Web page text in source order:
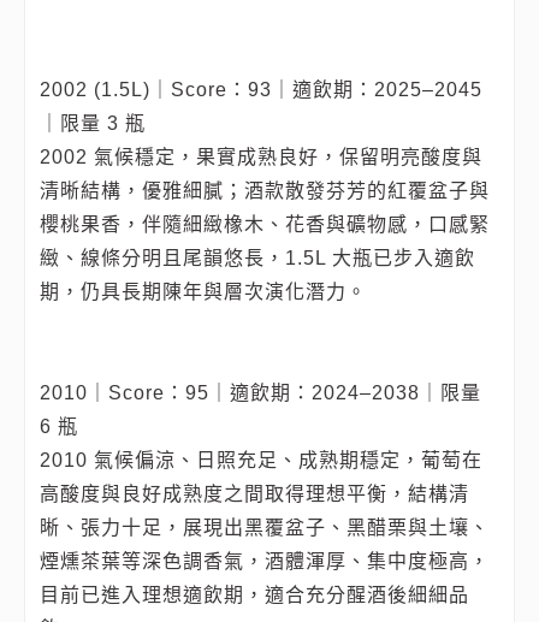
2002 (1.5L)｜Score：93｜適飲期：2025–2045
｜限量 3 瓶
2002 氣候穩定，果實成熟良好，保留明亮酸度與
清晰結構，優雅細膩；酒款散發芬芳的紅覆盆子與
櫻桃果香，伴隨細緻橡木、花香與礦物感，口感緊
緻、線條分明且尾韻悠長，1.5L 大瓶已步入適飲
期，仍具長期陳年與層次演化潛力。
2010｜Score：95｜適飲期：2024–2038｜限量
6 瓶
2010 氣候偏涼、日照充足、成熟期穩定，葡萄在
高酸度與良好成熟度之間取得理想平衡，結構清
晰、張力十足，展現出黑覆盆子、黑醋栗與土壤、
煙燻茶葉等深色調香氣，酒體渾厚、集中度極高，
目前已進入理想適飲期，適合充分醒酒後細細品